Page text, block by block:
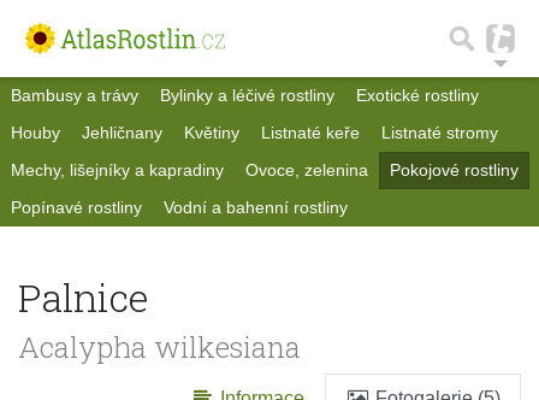
Bambusy a trávy Bylinky a léčivé rostliny
Exotické rostliny
Houby
Jehličnany Květiny Listnaté keře
Listnaté stromy
Mechy, lišejníky a kapradiny
Ovoce, zelenina
Pokojové rostliny
Popínavé rostliny
Vodní a bahenní rostliny
Palnice
Acalypha wilkesiana